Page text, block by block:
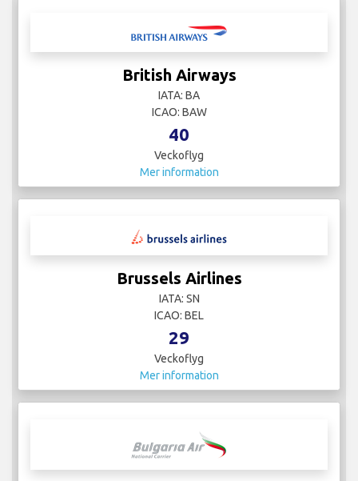
British Airways
IATA: BA
ICAO: BAW
40
Veckoflyg
Mer information
Brussels Airlines
IATA: SN
ICAO: BEL
29
Veckoflyg
Mer information